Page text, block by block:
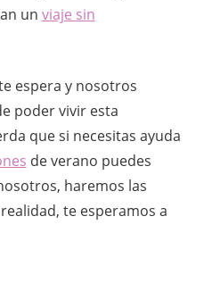
un viaje sin
espera y nosotros
poder vivir esta
que si necesitas ayuda
de verano puedes
haremos las
te esperamos a